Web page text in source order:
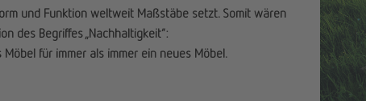
und Funktion weltweit Maßstäbe setzt. Somit wären
des Begriffes „Nachhaltigkeit“:
für immer als immer ein neues Möbel.